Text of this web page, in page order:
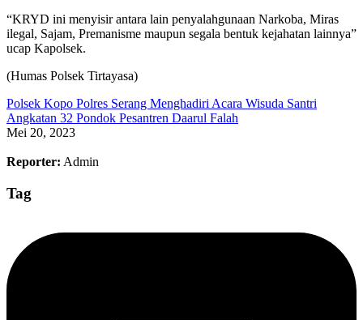
“KRYD ini menyisir antara lain penyalahgunaan Narkoba, Miras
ilegal, Sajam, Premanisme maupun segala bentuk kejahatan lainnya”
ucap Kapolsek.
(Humas Polsek Tirtayasa)
Polsek Kopo Polres Serang Menghadiri Acara Wisuda Santri
Angkatan 32 Pondok Pesantren Daarul Falah
Mei 20, 2023
Reporter: Admin
Tag